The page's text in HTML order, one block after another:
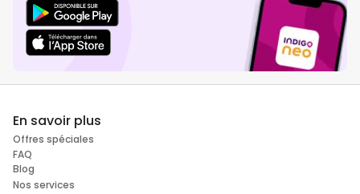
En savoir plus
Offres spéciales
FAQ
Blog
Nos services